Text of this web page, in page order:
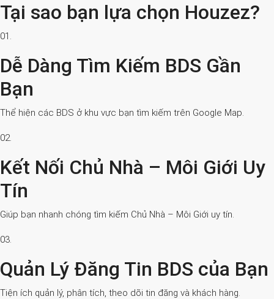
Tại sao bạn lựa chọn Houzez?
01.
Dễ Dàng Tìm Kiếm BDS Gần
Bạn
Thể hiện các BDS ở khu vực bạn tìm kiếm trên Google Map.
02.
Kết Nối Chủ Nhà – Môi Giới Uy
Tín
Giúp bạn nhanh chóng tìm kiếm Chủ Nhà – Môi Giới uy tín.
03.
Quản Lý Đăng Tin BDS của Bạn
Tiện ích quản lý, phân tích, theo dõi tin đăng và khách hàng.